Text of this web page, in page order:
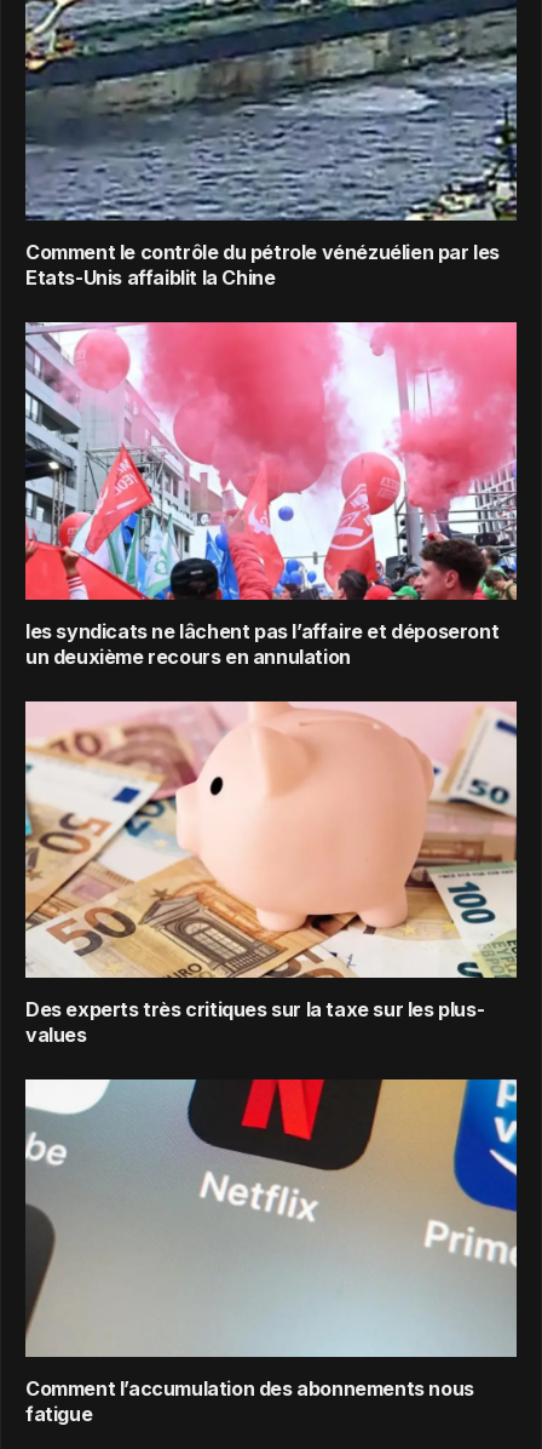
Comment le contrôle du pétrole vénézuélien par les
Etats-Unis affaiblit la Chine
les syndicats ne lâchent pas l’affaire et déposeront
un deuxième recours en annulation
Des experts très critiques sur la taxe sur les plus-
values
Comment l’accumulation des abonnements nous
fatigue